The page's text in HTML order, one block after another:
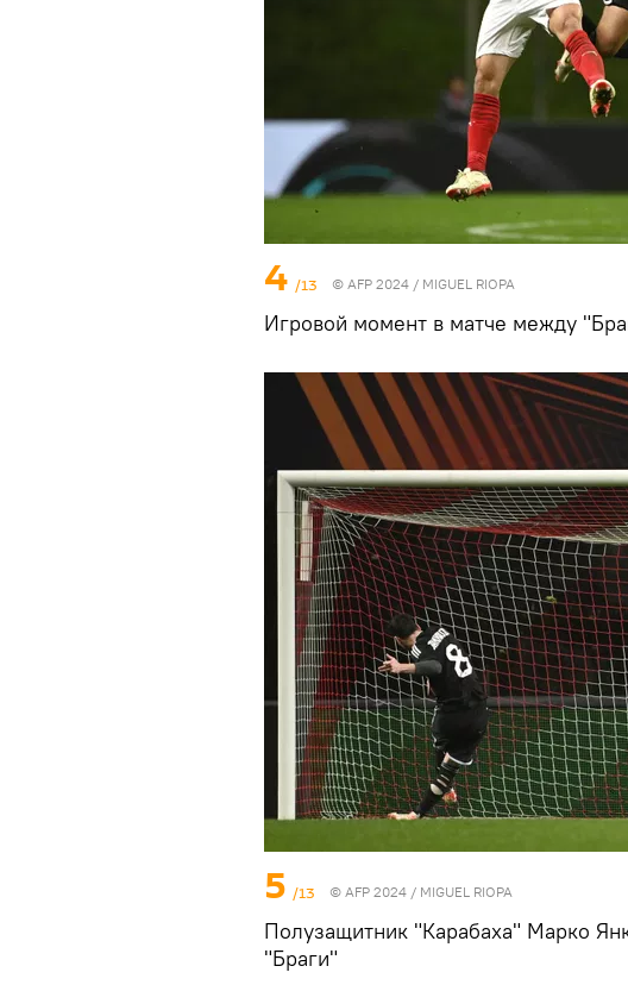
4 /13 © AFP 2024 / MIGUEL RIOPA
Игровой момент в матче между
5 /13 © AFP 2024 / MIGUEL RIOPA
Полузащитник "Карабаха" Марко
"Браги"